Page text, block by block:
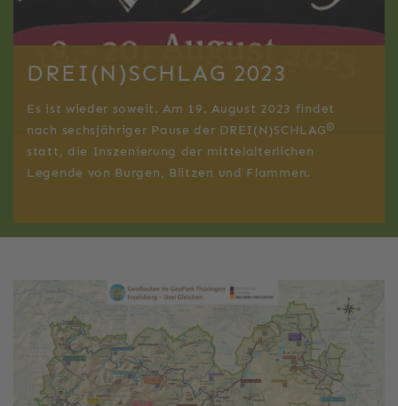
DREI(N)SCHLAG 2023
Es ist wieder soweit. Am 19. August 2023 findet
nach sechsjähriger Pause der DREI(N)SCHLAG®
statt, die Inszenierung der mittelalterlichen
Legende von Burgen, Blitzen und Flammen.